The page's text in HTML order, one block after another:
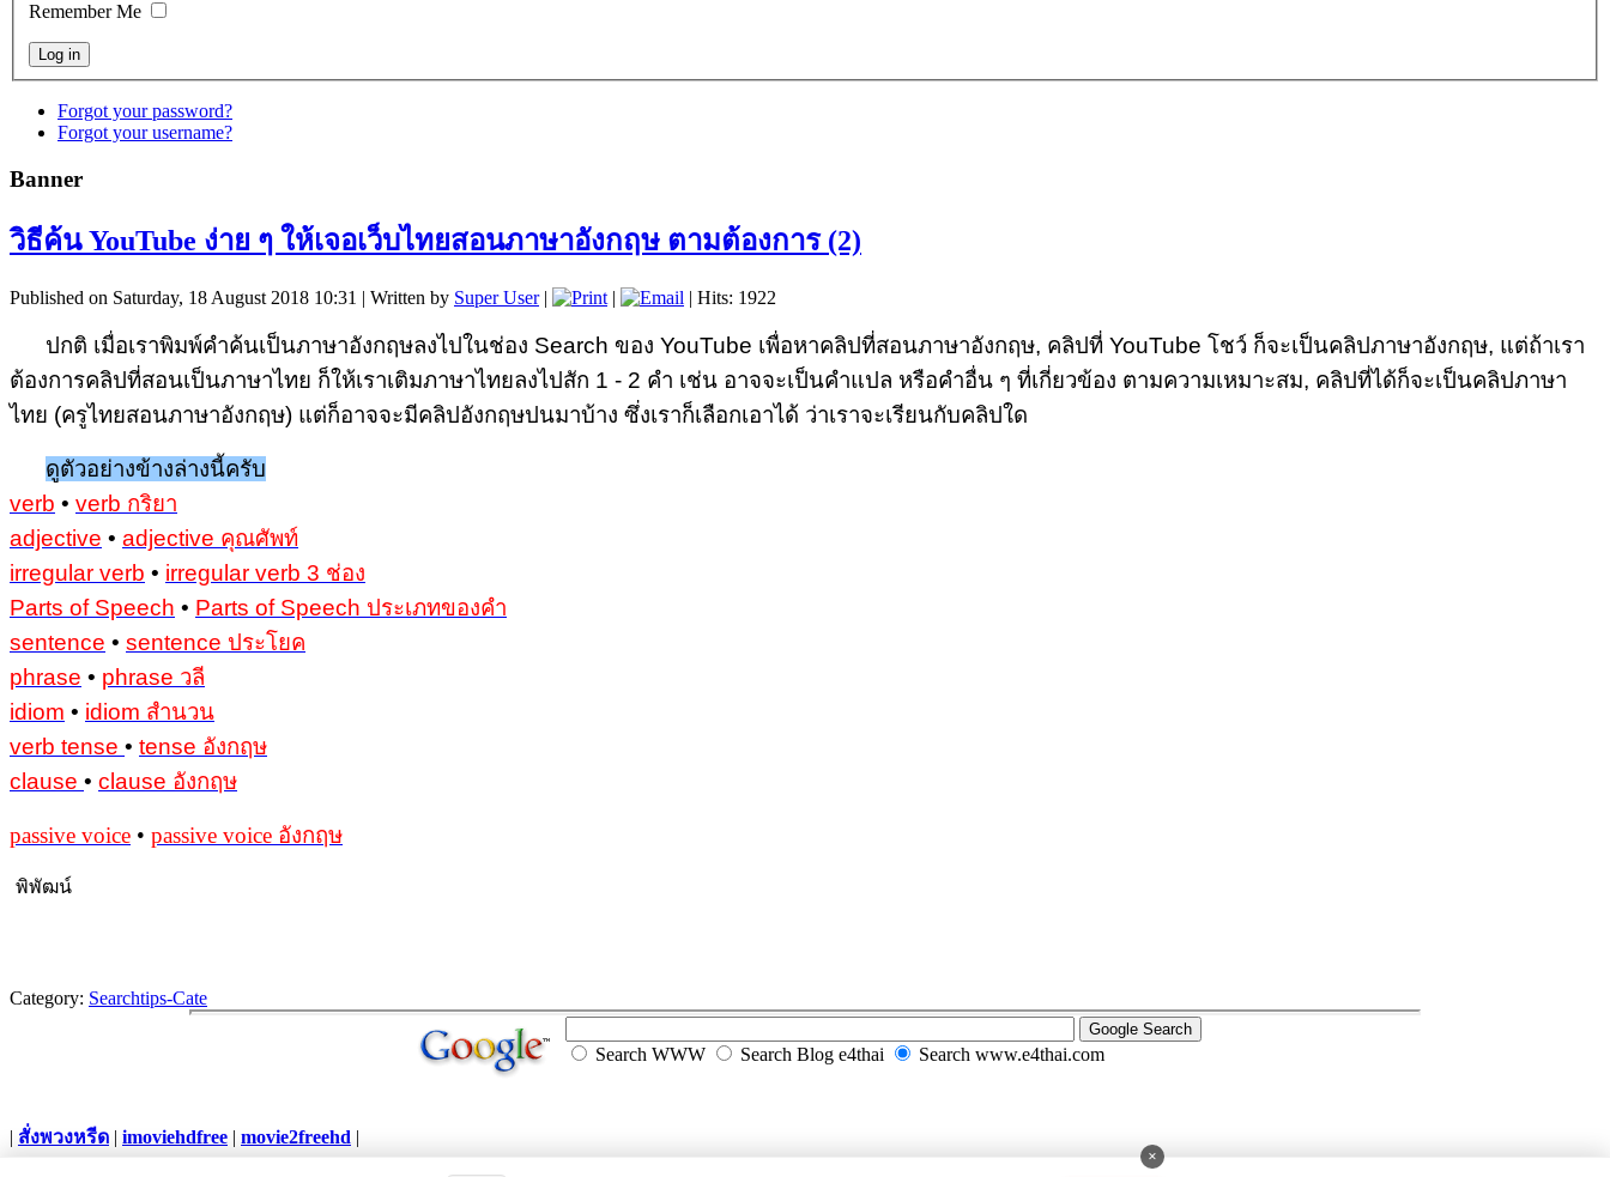
Remember Me
Forgot your password?
Forgot your username?
Banner
วิธีค้น YouTube ง่าย ๆ ให้เจอเว็บไทยสอนภาษาอังกฤษ ตามต้องการ (2)
Published on Saturday, 18 August 2018 10:31 | Written by Super User| | | Hits: 1922
ปกติ เมื่อเราพิมพ์คำค้นเป็นภาษาอังกฤษลงไปในช่อง Search ของ YouTube เพื่อหาคลิปที่สอนภาษาอังกฤษ, คลิปที่ YouTube โชว์ ก็จะเป็นคลิปภาษาอังกฤษ, แต่ถ้าเรา
ต้องการคลิปที่สอนเป็นภาษาไทย ก็ให้เราเติมภาษาไทยลงไปสัก 1 - 2 คำ เช่น อาจจะเป็นคำแปล หรือคำอื่น ๆ ที่เกี่ยวข้อง ตามความเหมาะสม, คลิปที่ได้ก็จะเป็นคลิปภาษา
ไทย (ครูไทยสอนภาษาอังกฤษ) แต่ก็อาจจะมีคลิปอังกฤษปนมาบ้าง ซึ่งเราก็เลือกเอาได้ ว่าเราจะเรียนกับคลิปใด
ดูตัวอย่างข้างล่างนี้ครับ
verb • verb กริยา
adjective • adjective คุณศัพท์
irregular verb • irregular verb 3 ช่อง
Parts of Speech • Parts of Speech ประเภทของคำ
sentence • sentence ประโยค
phrase • phrase วลี
idiom • idiom สำนวน
verb tense • tense อังกฤษ
clause • clause อังกฤษ
passive voice • passive voice อังกฤษ
พิพัฒน์
Category: Searchtips-Cate
Search WWW Search Blog e4thai Search www.e4thai.com
| สั่งพวงหรีด | imoviehdfree | movie2freehd |
×